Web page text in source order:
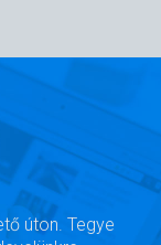
úton. Tegye